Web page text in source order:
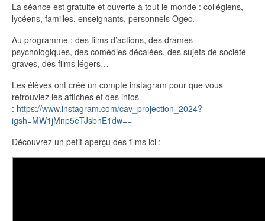
La séance est gratuite et ouverte à tout le monde : collégiens,
lycéens, familles, enseignants, personnels Ogec.
Au programme : des films d’actions, des drames
psychologiques, des comédies décalées, des sujets de société
graves, des films légers…
Les élèves ont créé un compte instagram pour que vous
retrouviez les affiches et des infos
: https://www.instagram.com/cav_projection_2024?
igsh=MW1jMnp5eTJsbnE1dw==
Découvrez un petit aperçu des films ici :